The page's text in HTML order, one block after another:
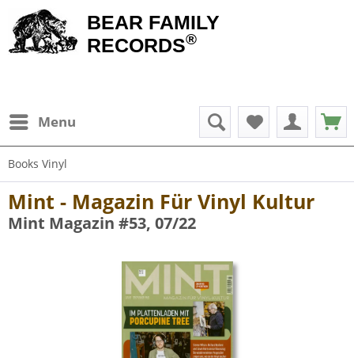
BEAR FAMILY
RECORDS®
Menu
Books Vinyl
Mint - Magazin Für Vinyl Kultur
Mint Magazin #53, 07/22